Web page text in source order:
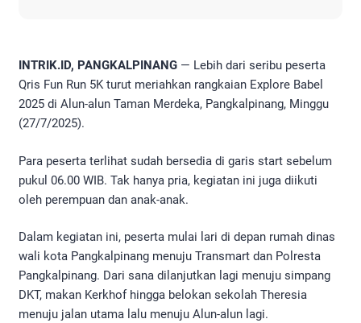
INTRIK.ID, PANGKALPINANG — Lebih dari seribu peserta
Qris Fun Run 5K turut meriahkan rangkaian Explore Babel
2025 di Alun-alun Taman Merdeka, Pangkalpinang, Minggu
(27/7/2025).
Para peserta terlihat sudah bersedia di garis start sebelum
pukul 06.00 WIB. Tak hanya pria, kegiatan ini juga diikuti
oleh perempuan dan anak-anak.
Dalam kegiatan ini, peserta mulai lari di depan rumah dinas
wali kota Pangkalpinang menuju Transmart dan Polresta
Pangkalpinang. Dari sana dilanjutkan lagi menuju simpang
DKT, makan Kerkhof hingga belokan sekolah Theresia
menuju jalan utama lalu menuju Alun-alun lagi.